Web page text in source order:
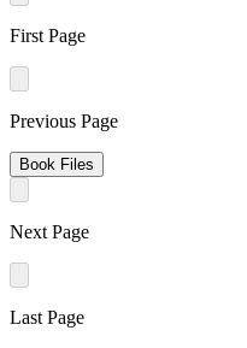
First Page
Previous Page
Book Files
Next Page
Last Page